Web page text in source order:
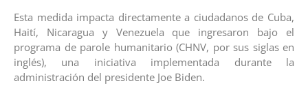
Esta medida impacta directamente a ciudadanos de Cuba,
Haití, Nicaragua y Venezuela que ingresaron bajo el
programa de parole humanitario (CHNV, por sus siglas en
inglés), una iniciativa implementada durante la
administración del presidente Joe Biden.